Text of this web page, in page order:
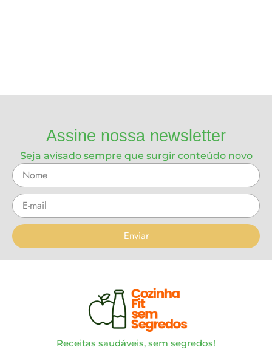
Assine nossa newsletter
Seja avisado sempre que surgir conteúdo novo
Enviar
Receitas saudáveis, sem segredos!